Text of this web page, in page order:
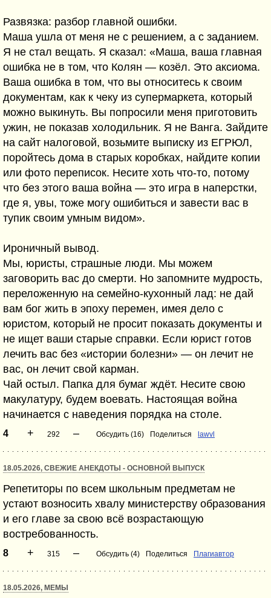
Развязка: разбор главной ошибки.
Маша ушла от меня не с решением, а с заданием.
Я не стал вещать. Я сказал: «Маша, ваша главная
ошибка не в том, что Колян — козёл. Это аксиома.
Ваша ошибка в том, что вы относитесь к своим
документам, как к чеку из супермаркета, который
можно выкинуть. Вы попросили меня приготовить
ужин, не показав холодильник. Я не Ванга. Зайдите
на сайт налоговой, возьмите выписку из ЕГРЮЛ,
поройтесь дома в старых коробках, найдите копии
или фото переписок. Несите хоть что-то, потому
что без этого ваша война — это игра в наперстки,
где я, увы, тоже могу ошибиться и завести вас в
тупик своим умным видом».
Ироничный вывод.
Мы, юристы, страшные люди. Мы можем
заговорить вас до смерти. Но запомните мудрость,
переложенную на семейно-кухонный лад: не дай
вам бог жить в эпоху перемен, имея дело с
юристом, который не просит показать документы и
не ищет ваши старые справки. Если юрист готов
лечить вас без «истории болезни» — он лечит не
вас, он лечит свой карман.
Чай остыл. Папка для бумаг ждёт. Несите свою
макулатуру, будем воевать. Настоящая война
начинается с наведения порядка на столе.
4 + 292 – Обсудить (16) Поделиться lawvl
18.05.2026, СВЕЖИЕ АНЕКДОТЫ - ОСНОВНОЙ ВЫПУСК
Репетиторы по всем школьным предметам не
устают возносить хвалу министерству образования
и его главе за свою всё возрастающую
востребованность.
8 + 315 – Обсудить (4) Поделиться Плагиавтор
18.05.2026, МЕМЫ